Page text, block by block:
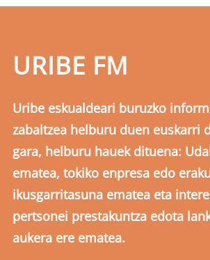
URIBE FM
Uribe eskualdeari buruzko
zabaltzea helburu duen euskarri
gara, helburu hauek dituena:
ematea, tokiko enpresa edo
ikusgarritasuna ematea eta
pertsonei prestakuntza edota
aukera ere ematea.